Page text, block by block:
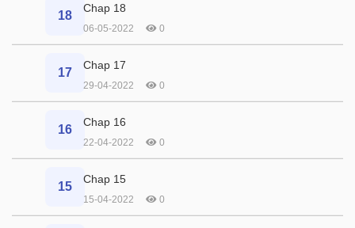
18
Chap 18
06-05-2022 0
17
Chap 17
29-04-2022 0
16
Chap 16
22-04-2022 0
15
Chap 15
15-04-2022 0